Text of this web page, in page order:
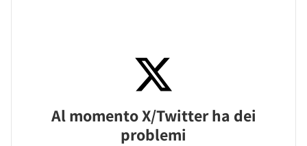
Al momento X/Twitter ha dei
problemi